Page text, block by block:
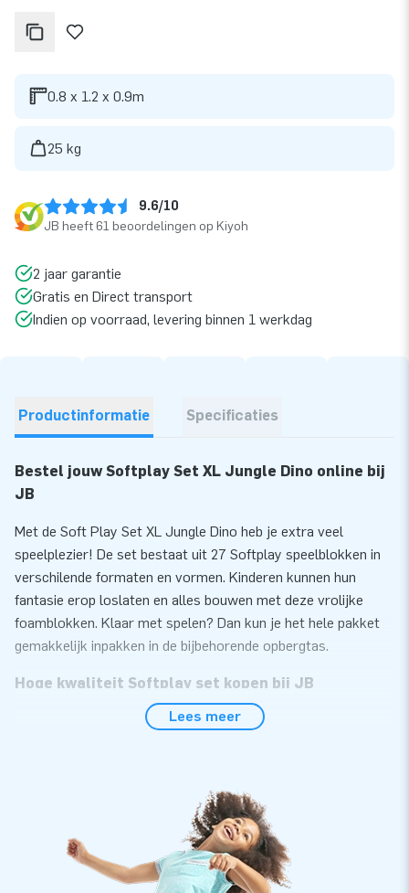
0.8 x 1.2 x 0.9m
25 kg
9.6/10
JB heeft 61 beoordelingen op Kiyoh
2 jaar garantie
Gratis en Direct transport
Indien op voorraad, levering binnen 1 werkdag
Productinformatie Specificaties
Bestel jouw Softplay Set XL Jungle Dino online bij
JB
Met de Soft Play Set XL Jungle Dino heb je extra veel
speelplezier! De set bestaat uit 27 Softplay speelblokken in
verschilende formaten en vormen. Kinderen kunnen hun
fantasie erop loslaten en alles bouwen met deze vrolijke
foamblokken. Klaar met spelen? Dan kun je het hele pakket
gemakkelijk inpakken in de bijbehorende opbergtas.
Hoge kwaliteit Softplay set kopen bij JB
rechthoeken, blokken, driehoeken, stap-circels en
foammatten. De samenstelling van de foamblokken en design
van Softplay is door JB gedaan. Kwaliteit en gemak in
onderhoud vinden wij belangrijk, zo gaan de Softplay
attributen ook lang mee. Nog leuker, ze zijn er in allerlei
Lees meer